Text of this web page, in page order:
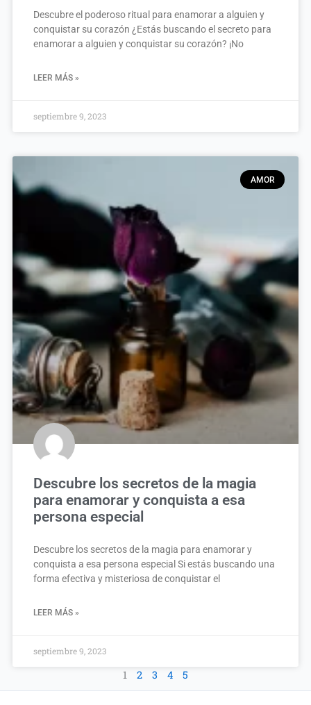
Descubre el poderoso ritual para enamorar a alguien y
conquistar su corazón ¿Estás buscando el secreto para
enamorar a alguien y conquistar su corazón? ¡No
LEER MÁS »
septiembre 9, 2023
AMOR
Descubre los secretos de la magia
para enamorar y conquista a esa
persona especial
Descubre los secretos de la magia para enamorar y
conquista a esa persona especial Si estás buscando una
forma efectiva y misteriosa de conquistar el
LEER MÁS »
septiembre 9, 2023
1 2 3 4 5